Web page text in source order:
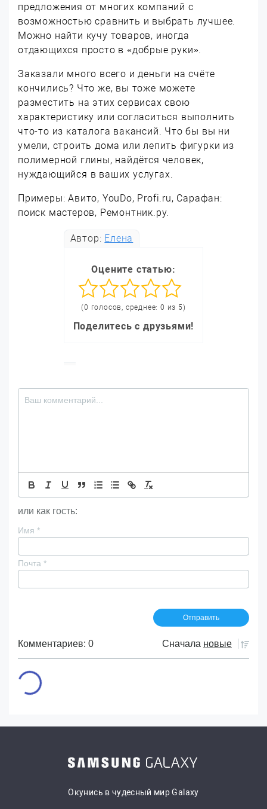
предложения от многих компаний с
возможностью сравнить и выбрать лучшее.
Можно найти кучу товаров, иногда
отдающихся просто в «добрые руки».
Заказали много всего и деньги на счёте
кончились? Что же, вы тоже можете
разместить на этих сервисах свою
характеристику или согласиться выполнить
что-то из каталога вакансий. Что бы вы ни
умели, строить дома или лепить фигурки из
полимерной глины, найдётся человек,
нуждающийся в ваших услугах.
Примеры: Авито, YouDo, Profi.ru, Сарафан:
поиск мастеров, Ремонтник.ру.
Автор: Елена
Оцените статью:
(0 голосов, среднее: 0 из 5)
Поделитесь с друзьями!
или как гость:
Имя *
Почта *
Комментариев: 0 Сначала новые
Окунись в чудесный мир Galaxy